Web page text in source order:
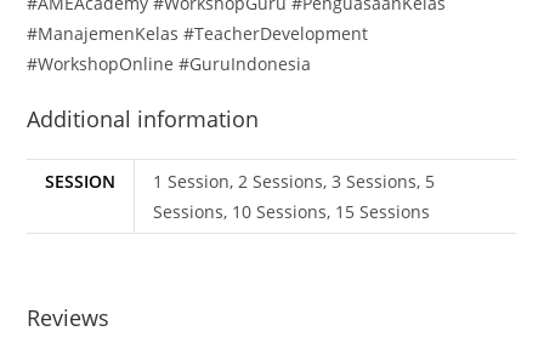
#ManajemenKelas #TeacherDevelopment
#WorkshopOnline #GuruIndonesia
Additional information
SESSION
1 Session, 2 Sessions, 3 Sessions, 5
Sessions, 10 Sessions, 15 Sessions
Reviews